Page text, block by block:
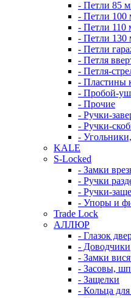
- Петли 85
- Петли 100
- Петли 110
- Петли 130
- Петли
- Петля
- Петля-
- Пластины
- Пробой-
- Прочие
- Ручки-
- Ручки-
-
KALE
S-Locked
- Замки
- Ручки
- Ручки-
- Упоры и
Trade Lock
АЛЛЮР
- Глазок
- Доводчики
- Замки
- Засовы,
- Защелки
- Кольца